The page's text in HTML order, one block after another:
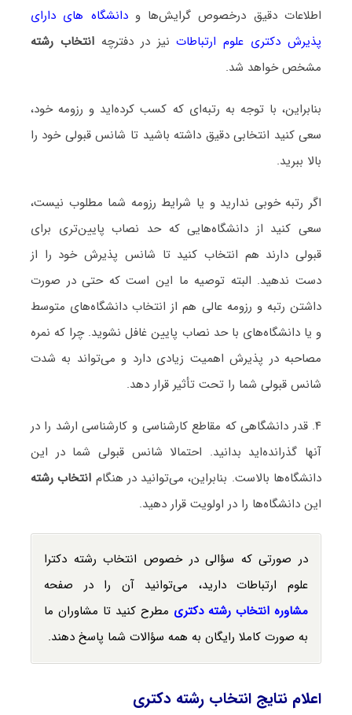
اطلاعات دقیق درخصوص گرایش‌ها ودانشگاه‌ های دارای
پذیرش دکتری علوم ارتباطاتنیز در دفترچهانتخاب رشته
مشخص خواهد شد.
بنابراین، با توجه به رتبه‌ای که کسب کرده‌اید و رزومه خود،
سعی کنید انتخابی دقیق داشته باشید تا شانس قبولی خود را
بالا ببرید.
اگر رتبه خوبی ندارید و یا شرایط رزومه شما مطلوب نیست،
سعی کنید از دانشگاه‌هایی که حد نصاب پایین‌تری برای
قبولی دارند هم انتخاب کنید تا شانس پذیرش خود را از
دست ندهید. البته توصیه ما این است که حتی در صورت
داشتن رتبه و رزومه عالی هم از انتخاب دانشگاه‌های متوسط
و یا دانشگاه‌های با حد نصاب پایین غافل نشوید. چرا که نمره
مصاحبه در پذیرش اهمیت زیادی دارد و می‌تواند به شدت
شانس قبولی شما را تحت تأثیر قرار دهد.
۴. قدر دانشگاهی که مقاطع کارشناسی و کارشناسی ارشد را در
آنها گذرانده‌اید بدانید. احتمالا شانس قبولی شما در این
دانشگاه‌ها بالاست. بنابراین، می‌توانید در هنگام انتخاب رشته
این دانشگاه‌ها را در اولویت قرار دهید.
در صورتی که سؤالی در خصوص انتخاب رشته دکترا
علوم ارتباطات دارید، می‌توانید آن را در صفحه
مشاوره انتخاب رشته دکتری مطرح کنید تا مشاوران ما
به صورت کاملا رایگان به همه سؤالات شما پاسخ دهند.
اعلام نتایج انتخاب رشته دکتری